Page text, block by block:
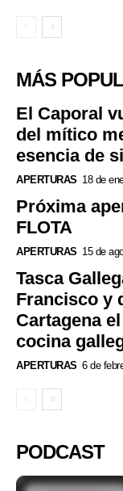
MÁS
El Caporal
del mítico
esencia de
APERTURAS 18 de
Próxima
FLOTA
APERTURAS 15 de
Tasca
Francisco y
Cartagena
cocina
APERTURAS 6 de
PODCAST